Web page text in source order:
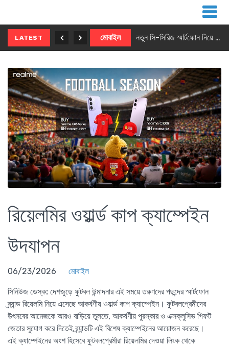
LATEST মোবাইল নতুন সি-সিরিজ স্মার্টফোন নিয়ে আসছে রিয়েলমি
রিয়েলমির ওয়ার্ল্ড কাপ ক্যাম্পেইন
উদযাপন
06/23/2026 মোবাইল
সিনিউজ ডেস্ক: দেশজুড়ে ফুটবল উন্মাদনার এই সময়ে তরুণদের পছন্দের স্মার্টফোন
ব্র্যান্ড রিয়েলমি নিয়ে এসেছে আকর্ষণীয় ওয়ার্ল্ড কাপ ক্যাম্পেইন। ফুটবলপ্রেমীদের
উৎসবের আমেজকে আরও বাড়িয়ে তুলতে, আকর্ষণীয় পুরস্কার ও এক্সক্লুসিভ গিফট
জেতার সুযোগ করে দিতেই ব্র্যান্ডটি এই বিশেষ ক্যাম্পেইনের আয়োজন করেছে।
এই ক্যাম্পেইনের অংশ হিসেবে ফুটবলপ্রেমীরা রিয়েলমির দেওয়া লিংক থেকে